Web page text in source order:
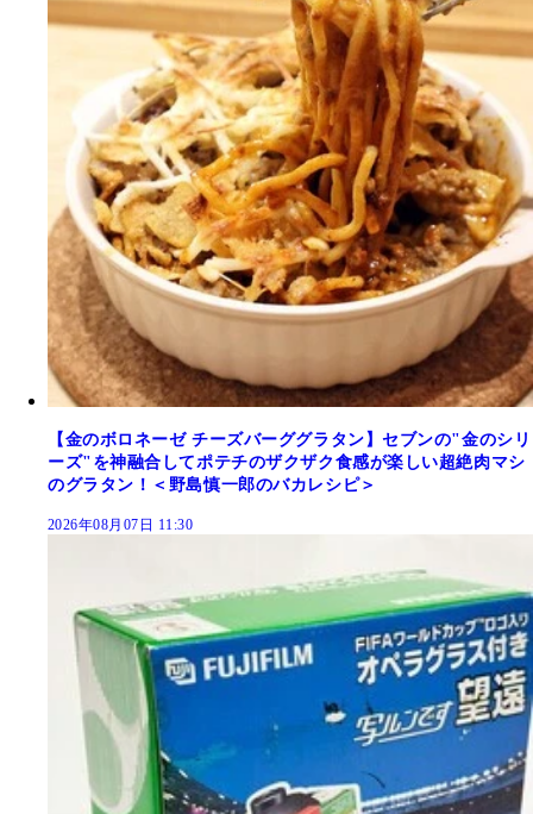
【金のボロネーゼ チーズバーググラタン】セブンの"金のシリ
ーズ"を神融合してポテチのザクザク食感が楽しい超絶肉マシ
のグラタン！＜野島慎一郎のバカレシピ＞
2026年08月07日 11:30